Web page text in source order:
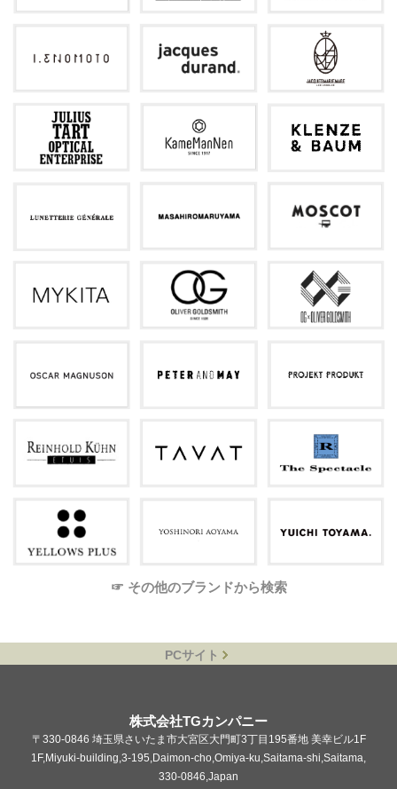
☞ その他のブランドから検索
PCサイト
株式会社TGカンパニー
〒330-0846 埼玉県さいたま市大宮区大門町3丁目195番地 美幸ビル1F
1F,Miyuki-building,3-195,Daimon-cho,Omiya-ku,Saitama-shi,Saitama,
330-0846,Japan